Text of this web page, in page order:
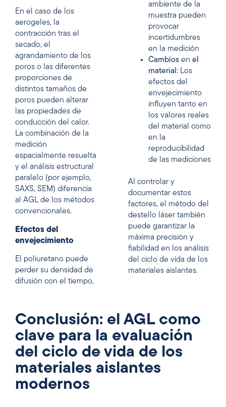
En el caso de los
aerogeles, la
contracción tras el
secado, el
agrandamiento de los
poros o las diferentes
proporciones de
distintos tamaños de
poros pueden alterar
las propiedades de
conducción del calor.
La combinación de la
medición
espacialmente resuelta
y el análisis estructural
paralelo (por ejemplo,
SAXS, SEM) diferencia
al AGL de los métodos
convencionales.
Efectos del
envejecimiento
El poliuretano puede
perder su densidad de
difusión con el tiempo,
ambiente de la
muestra pueden
provocar
incertidumbres
en la medición
Cambios en el
material : Los
efectos del
envejecimiento
influyen tanto en
los valores reales
del material como
en la
reproducibilidad
de las mediciones
Al controlar y
documentar estos
factores, el método del
destello láser también
puede garantizar la
máxima precisión y
fiabilidad en los análisis
del ciclo de vida de los
materiales aislantes.
Conclusión: el AGL como
clave para la evaluación
del ciclo de vida de los
materiales aislantes
modernos